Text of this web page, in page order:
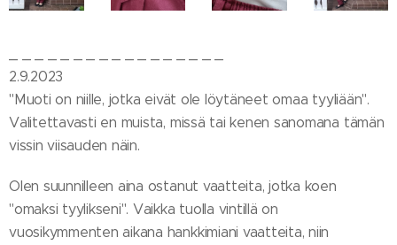
2.9.2023
"Muoti on niille, jotka eivät ole löytäneet omaa tyyliään".
Valitettavasti en muista, missä tai kenen sanomana tämän
vissin viisauden näin.
Olen suunnilleen aina ostanut vaatteita, jotka koen
"omaksi tyylikseni". Vaikka tuolla vintillä on
vuosikymmenten aikana hankkimiani vaatteita, niin